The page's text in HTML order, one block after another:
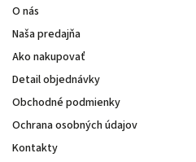
O nás
Naša predajňa
Ako nakupovať
Detail objednávky
Obchodné podmienky
Ochrana osobných údajov
Kontakty